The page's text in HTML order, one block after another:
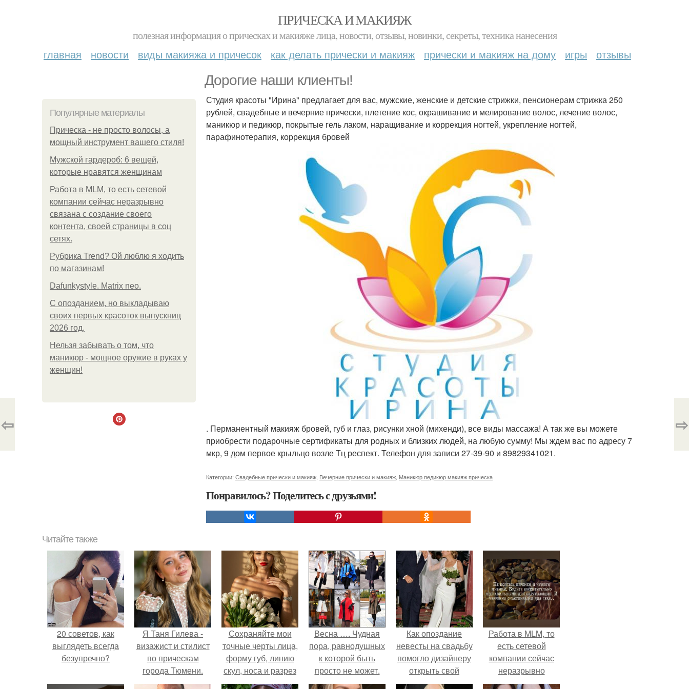
ПРИЧЕСКА И МАКИЯЖ
полезная информация о прическах и макияже лица, новости, отзывы, новинки, секреты, техника нанесения
главная новости виды макияжа и причесок как делать прически и макияж прически и макияж на дому игры отзывы
Дорогие наши клиенты!
Популярные материалы
Прическа - не просто волосы, а
мощный инструмент вашего стиля!
Мужской гардероб: 6 вещей,
которые нравятся женщинам
Работа в MLM, то есть сетевой
компании сейчас неразрывно
связана с создание своего
контента, своей страницы в соц
сетях.
Рубрика Trend? Ой люблю я ходить
по магазинам!
Dafunkystyle. Matrix neo.
С опозданием, но выкладываю
своих первых красоток выпускниц
2026 год.
Нельзя забывать о том, что
маникюр - мощное оружие в руках у
женщин!
Студия красоты "Ирина" предлагает для вас, мужские, женские и детские стрижки, пенсионерам стрижка 250
рублей, свадебные и вечерние прически, плетение кос, окрашивание и мелирование волос, лечение волос,
маникюр и педикюр, покрытые гель лаком, наращивание и коррекция ногтей, укрепление ногтей,
парафинотерапия, коррекция бровей
. Перманентный макияж бровей, губ и глаз, рисунки хной (михенди), все виды массажа! А так же вы можете
приобрести подарочные сертификаты для родных и близких людей, на любую сумму! Мы ждем вас по адресу 7
мкр, 9 дом первое крыльцо возле Тц респект. Телефон для записи 27-39-90 и 89829341021.
Категории: Свадебные прически и макияж Вечерние прически и макияж Маникюр педикюр макияж прическа
Понравилось? Поделитесь с друзьями!
⇦ ⇨
Читайте также
20 советов, как
выглядеть всегда
безупречно?
Я Таня Гилева -
визажист и стилист
по прическам
города Тюмени.
Сохраняйте мои
точные черты лица,
форму губ, линию
скул, носа и разрез
глаз.
Весна …. Чудная
пора, равнодушных
к которой быть
просто не может.
Как опоздание
невесты на свадьбу
помогло дизайнеру
открыть свой
бренд.
Работа в MLM, то
есть сетевой
компании сейчас
неразрывно
связана с создание